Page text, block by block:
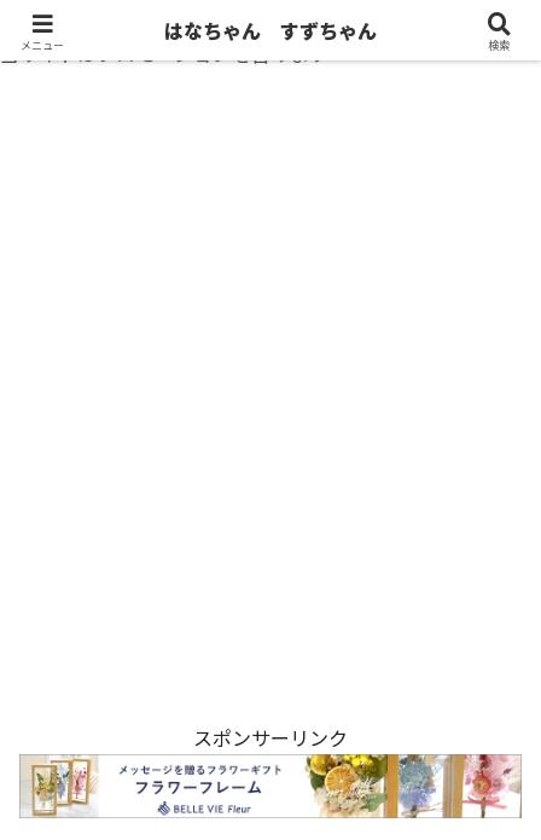
当サイトはプロモーションを含みます
スポンサーリンク
メニュー
はなちゃん すずちゃん
検索